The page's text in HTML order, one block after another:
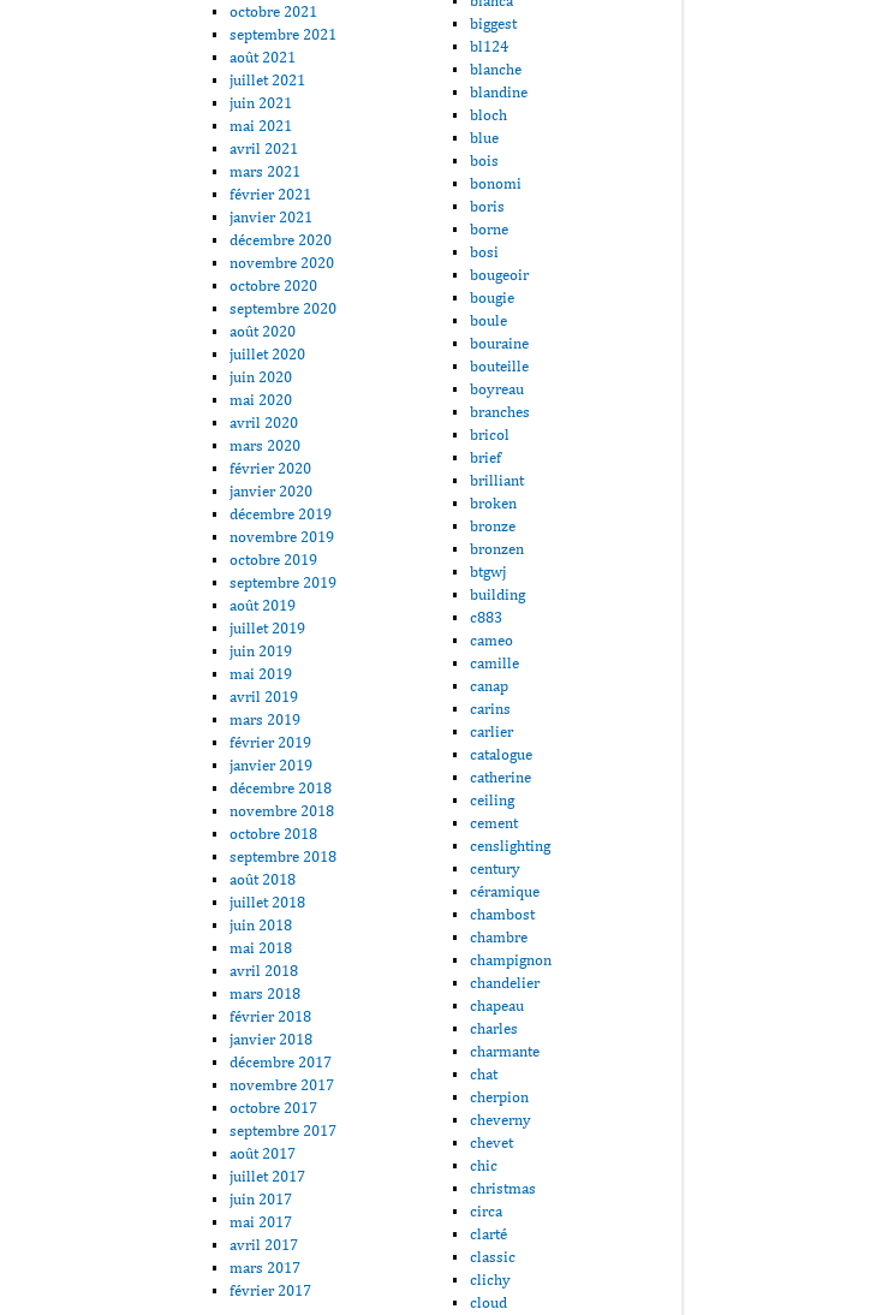
octobre 2021
septembre 2021
août 2021
juillet 2021
juin 2021
mai 2021
avril 2021
mars 2021
février 2021
janvier 2021
décembre 2020
novembre 2020
octobre 2020
septembre 2020
août 2020
juillet 2020
juin 2020
mai 2020
avril 2020
mars 2020
février 2020
janvier 2020
décembre 2019
novembre 2019
octobre 2019
septembre 2019
août 2019
juillet 2019
juin 2019
mai 2019
avril 2019
mars 2019
février 2019
janvier 2019
décembre 2018
novembre 2018
octobre 2018
septembre 2018
août 2018
juillet 2018
juin 2018
mai 2018
avril 2018
mars 2018
février 2018
janvier 2018
décembre 2017
novembre 2017
octobre 2017
septembre 2017
août 2017
juillet 2017
juin 2017
mai 2017
avril 2017
mars 2017
février 2017
biggest
bl124
blanche
blandine
bloch
blue
bois
bonomi
boris
borne
bosi
bougeoir
bougie
boule
bouraine
bouteille
boyreau
branches
bricol
brief
brilliant
broken
bronze
bronzen
btgwj
building
c883
cameo
camille
canap
carins
carlier
catalogue
catherine
ceiling
cement
censlighting
century
céramique
chambost
chambre
champignon
chandelier
chapeau
charles
charmante
chat
cherpion
cheverny
chevet
chic
christmas
circa
clarté
classic
clichy
cloud